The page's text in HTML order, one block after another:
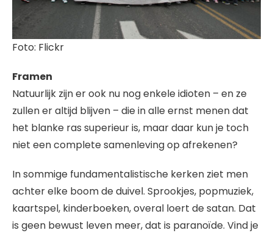
Foto: Flickr
Framen
Natuurlijk zijn er ook nu nog enkele idioten – en ze
zullen er altijd blijven – die in alle ernst menen dat
het blanke ras superieur is, maar daar kun je toch
niet een complete samenleving op afrekenen?
In sommige fundamentalistische kerken ziet men
achter elke boom de duivel. Sprookjes, popmuziek,
kaartspel, kinderboeken, overal loert de satan. Dat
is geen bewust leven meer, dat is paranoïde. Vind je